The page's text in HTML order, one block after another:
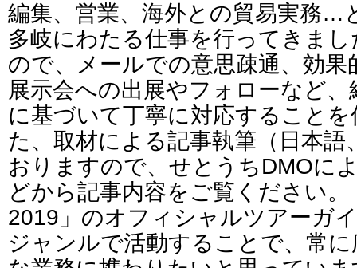
編集、営業、海外との貿易実務…
多岐にわたる仕事を行ってきまし
ので、メールでの意思疎通、効果
展示会への出展やフォローなど、
に基づいて丁寧に対応すること
た、取材による記事執筆（日本
おりますので、せとうちDMOに
どから記事内容をご覧ください
2019」のオフィシャルツアーガ
ジャンルで活動することで、常